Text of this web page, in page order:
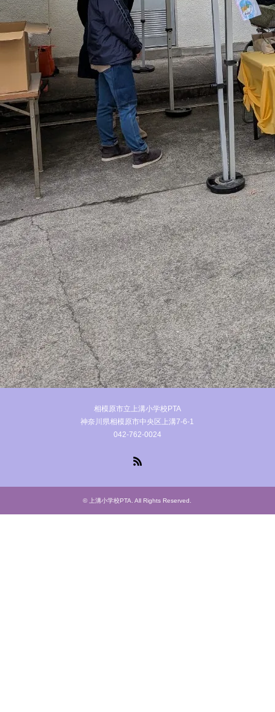
相模原市立上溝小学校PTA
神奈川県相模原市中央区上溝7-6-1
042-762-0024
© 上溝小学校PTA . All Rights Reserved.